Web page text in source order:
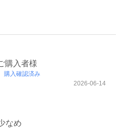
購入者様
購入確認済み
2026-06-14
なめ